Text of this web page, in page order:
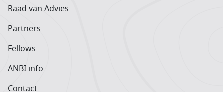
Raad van Advies
Partners
Fellows
ANBI info
Contact